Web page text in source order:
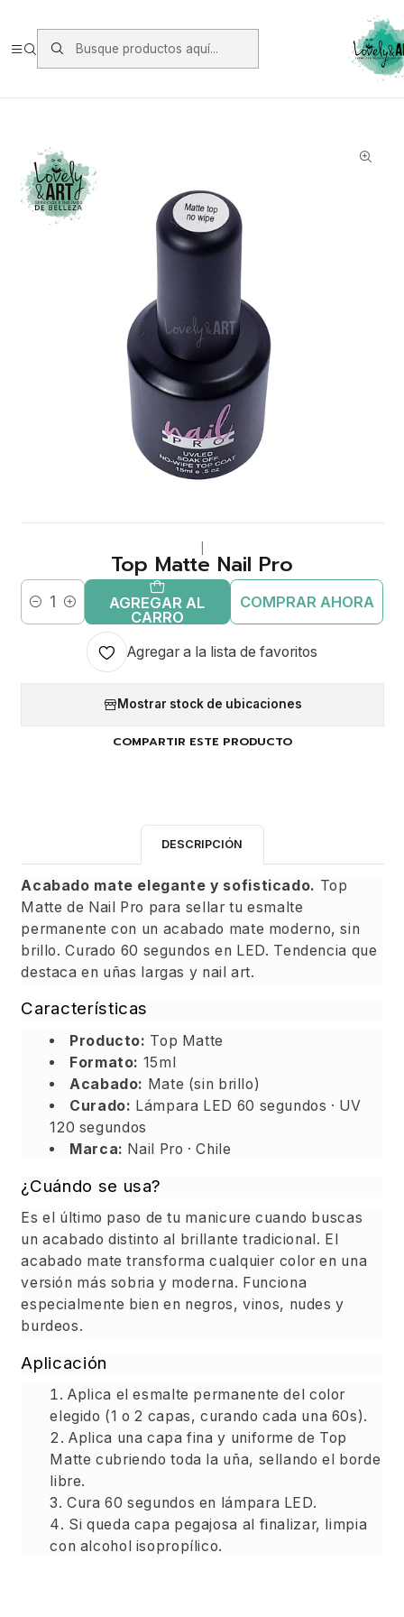
https://www.starken.cl/
Top Matte Nail Pro
Cantidad
AGREGAR AL
CARRO
COMPRAR AHORA
Agregar a la lista de favoritos
Mostrar stock de ubicaciones
COMPARTIR ESTE PRODUCTO
DESCRIPCIÓN
Acabado mate elegante y sofisticado. Top
Matte de Nail Pro para sellar tu esmalte
permanente con un acabado mate moderno, sin
brillo. Curado 60 segundos en LED. Tendencia que
destaca en uñas largas y nail art.
Características
Producto: Top Matte
Formato: 15ml
Acabado: Mate (sin brillo)
Curado: Lámpara LED 60 segundos · UV
120 segundos
Marca: Nail Pro · Chile
¿Cuándo se usa?
Es el último paso de tu manicure cuando buscas
un acabado distinto al brillante tradicional. El
acabado mate transforma cualquier color en una
versión más sobria y moderna. Funciona
especialmente bien en negros, vinos, nudes y
burdeos.
Aplicación
Aplica el esmalte permanente del color
elegido (1 o 2 capas, curando cada una 60s).
Aplica una capa fina y uniforme de Top
Matte cubriendo toda la uña, sellando el borde
libre.
Cura 60 segundos en lámpara LED.
Si queda capa pegajosa al finalizar, limpia
con alcohol isopropílico.